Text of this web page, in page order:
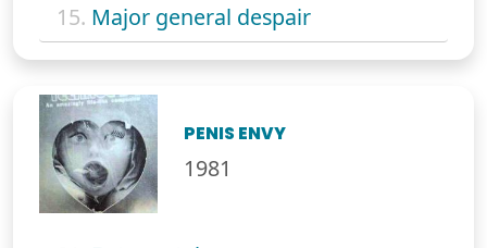
15. Major general despair
PENIS ENVY
1981